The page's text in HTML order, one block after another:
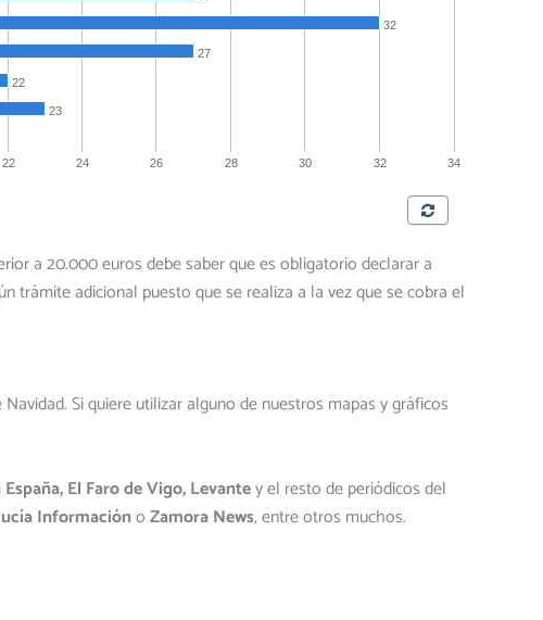
a 20.000 euros debe saber que es obligatorio declarar a
trámite adicional puesto que se realiza a la vez que se cobra el
Si quiere utilizar alguno de nuestros mapas y gráficos
El Faro de Vigo, Levantey el resto de periódicos del
InformaciónoZamora News, entre otros muchos.